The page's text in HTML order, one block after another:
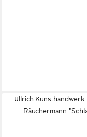
Ullrich Kunsthandwerk
Räuchermann